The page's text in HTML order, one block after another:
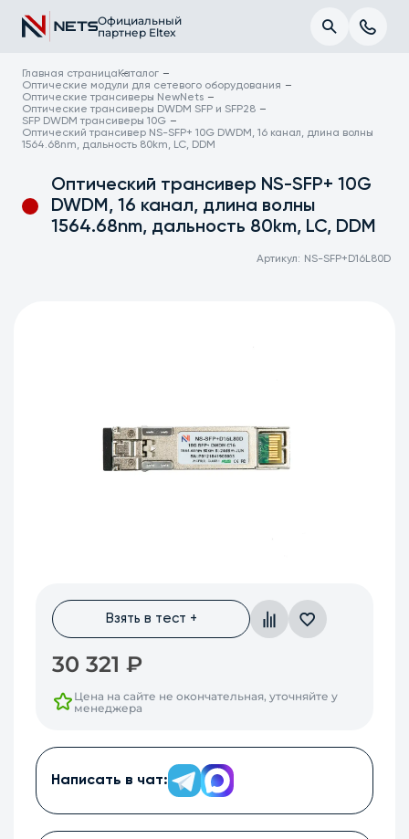
Официальный
партнер Eltex
Главная страница Каталог
Оптические модули для сетевого оборудования
Оптические трансиверы NewNets
Оптические трансиверы DWDM SFP и SFP28
SFP DWDM трансиверы 10G
Оптический трансивер NS-SFP+ 10G DWDM, 16 канал, длина волны
1564.68nm, дальность 80km, LC, DDM
Оптический трансивер NS-SFP+ 10G
DWDM, 16 канал, длина волны
1564.68nm, дальность 80km, LC, DDM
Артикул: NS-SFP+D16L80D
Взять в тест +
30 321₽
Цена на сайте не окончательная, уточняйте у
менеджера
Написать в чат: